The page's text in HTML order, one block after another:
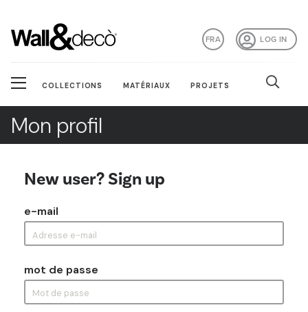
LOG IN
FRA
COLLECTIONS MATÉRIAUX PROJETS
Mon profil
New user? Sign up
e-mail
mot de passe